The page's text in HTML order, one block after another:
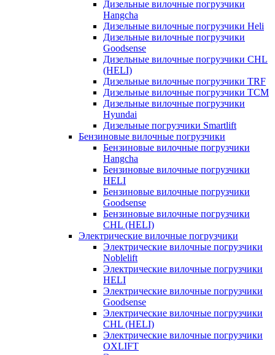
Дизельные вилочные погрузчики
Hangcha
Дизельные вилочные погрузчики Heli
Дизельные вилочные погрузчики
Goodsense
Дизельные вилочные погрузчики CHL
(HELI)
Дизельные вилочные погрузчики TRF
Дизельные вилочные погрузчики TCM
Дизельные вилочные погрузчики
Hyundai
Дизельные погрузчики Smartlift
Бензиновые вилочные погрузчики
Бензиновые вилочные погрузчики
Hangcha
Бензиновые вилочные погрузчики
HELI
Бензиновые вилочные погрузчики
Goodsense
Бензиновые вилочные погрузчики
CHL (HELI)
Электрические вилочные погрузчики
Электрические вилочные погрузчики
Noblelift
Электрические вилочные погрузчики
HELI
Электрические вилочные погрузчики
Goodsense
Электрические вилочные погрузчики
CHL (HELI)
Электрические вилочные погрузчики
OXLIFT